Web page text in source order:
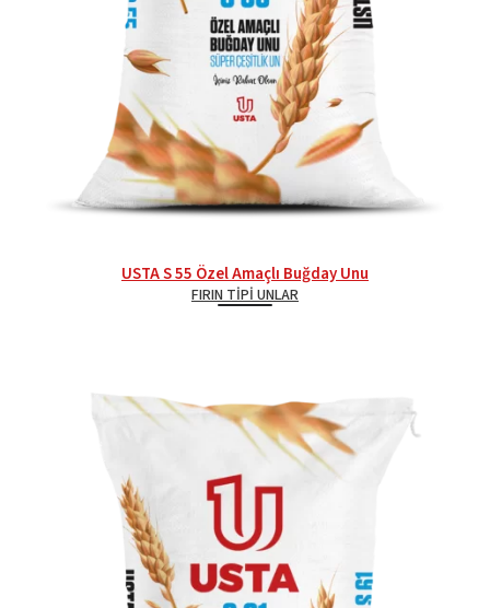
USTA S 55 Özel Amaçlı Buğday Unu
FIRIN TIPI UNLAR